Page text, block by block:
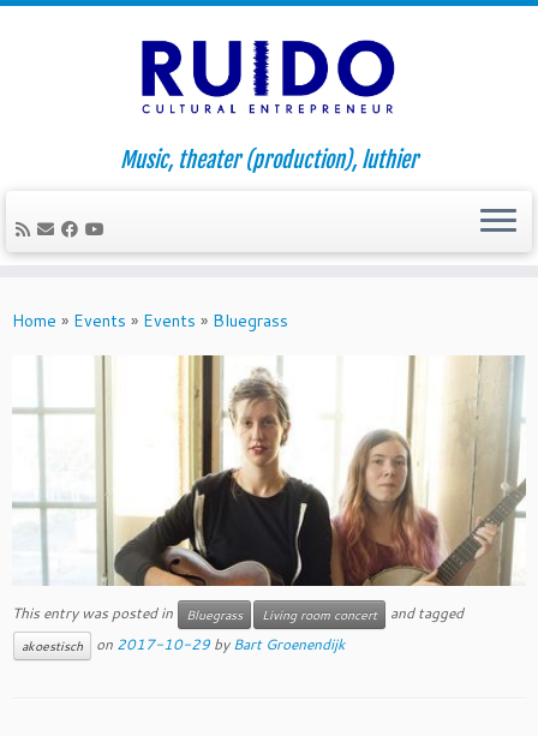
to
Music, theater (production), luthier
Home » Events » Events » Bluegrass
This entry was posted in Bluegrass Living room concert and tagged
akoestisch on 2017-10-29 byBart Groenendijk